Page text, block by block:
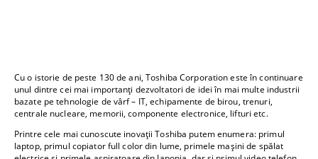
Cu o istorie de peste 130 de ani, Toshiba Corporation este în continuare
unul dintre cei mai importanți dezvoltatori de idei în mai multe industrii
bazate pe tehnologie de vârf – IT, echipamente de birou, trenuri,
centrale nucleare, memorii, componente electronice, lifturi etc.
Printre cele mai cunoscute inovații Toshiba putem enumera: primul
laptop, primul copiator full color din lume, primele mașini de spălat